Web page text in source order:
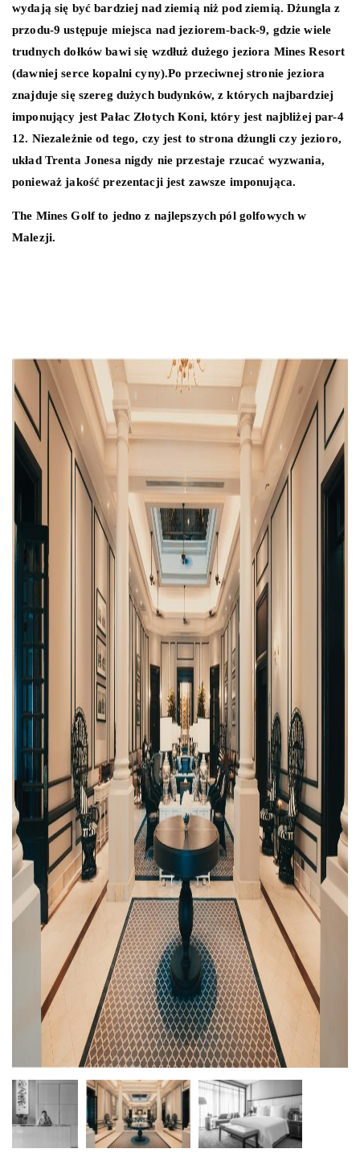
wydają się być bardziej nad ziemią niż pod ziemią. Dżungla z
przodu-9 ustępuje miejsca nad jeziorem-back-9, gdzie wiele
trudnych dołków bawi się wzdłuż dużego jeziora Mines Resort
(dawniej serce kopalni cyny).Po przeciwnej stronie jeziora
znajduje się szereg dużych budynków, z których najbardziej
imponujący jest Pałac Złotych Koni, który jest najbliżej par-4
12. Niezależnie od tego, czy jest to strona dżungli czy jezioro,
układ Trenta Jonesa nigdy nie przestaje rzucać wyzwania,
ponieważ jakość prezentacji jest zawsze imponująca.
The Mines Golf to jedno z najlepszych pól golfowych w
Malezji.